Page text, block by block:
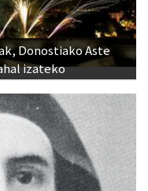
Donostiako Aste
izateko